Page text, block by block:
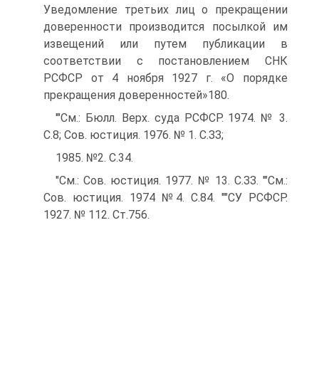
Уведомление третьих лиц о прекращении
доверенности производится посылкой им
извещений или путем публикации в
соответствии с постановлением СНК
РСФСР от 4 ноября 1927 г. «О порядке
прекращения доверенностей»180.
'"См.: Бюлл. Верх. суда РСФСР. 1974. № 3.
С.8; Сов. юстиция. 1976. № 1. С.ЗЗ;
1985. №2. С.34.
"См.: Сов. юстиция. 1977. № 13. С.ЗЗ. '"См.:
Сов. юстиция. 1974 №4. С.84. ""СУ РСФСР.
1927. № 112. Ст.756.